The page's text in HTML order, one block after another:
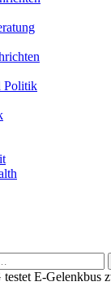
Politik
E-Gelenkbus